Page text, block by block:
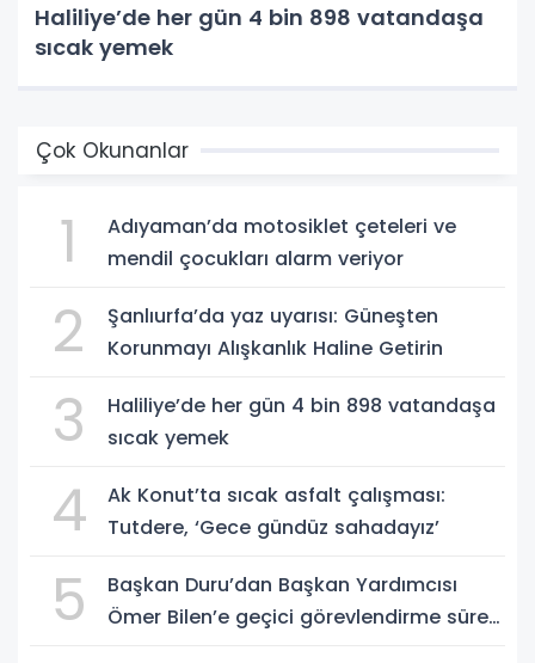
Haliliye’de her gün 4 bin 898 vatandaşa
sıcak yemek
Çok Okunanlar
1
Adıyaman’da motosiklet çeteleri ve
mendil çocukları alarm veriyor
2
Şanlıurfa’da yaz uyarısı: Güneşten
Korunmayı Alışkanlık Haline Getirin
3
Haliliye’de her gün 4 bin 898 vatandaşa
sıcak yemek
4
Ak Konut’ta sıcak asfalt çalışması:
Tutdere, ‘Gece gündüz sahadayız’
5
Başkan Duru’dan Başkan Yardımcısı
Ömer Bilen’e geçici görevlendirme süreci